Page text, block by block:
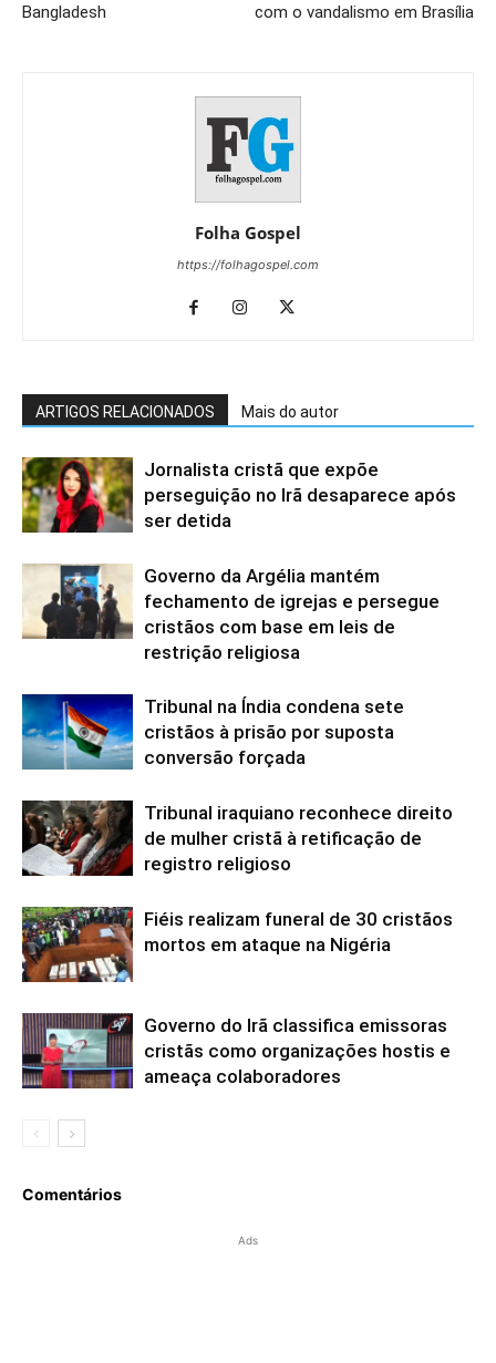
Bangladesh
com o vandalismo em Brasília
Folha Gospel
https://folhagospel.com
ARTIGOS RELACIONADOS Mais do autor
Jornalista cristã que expõe
perseguição no Irã desaparece após
ser detida
Governo da Argélia mantém
fechamento de igrejas e persegue
cristãos com base em leis de
restrição religiosa
Tribunal na Índia condena sete
cristãos à prisão por suposta
conversão forçada
Tribunal iraquiano reconhece direito
de mulher cristã à retificação de
registro religioso
Fiéis realizam funeral de 30 cristãos
mortos em ataque na Nigéria
Governo do Irã classifica emissoras
cristãs como organizações hostis e
ameaça colaboradores
Comentários
Ads